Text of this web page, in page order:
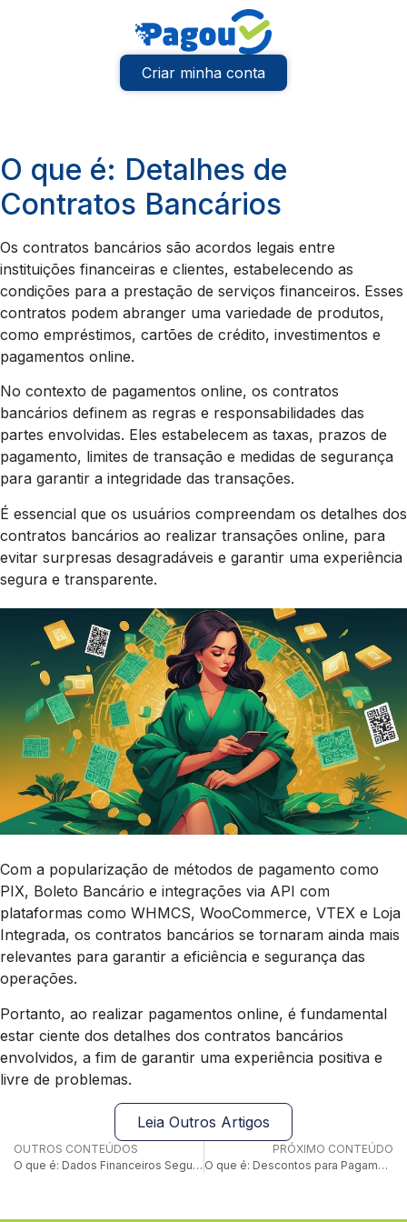
Criar minha conta
O que é: Detalhes de
Contratos Bancários
Os contratos bancários são acordos legais entre
instituições financeiras e clientes, estabelecendo as
condições para a prestação de serviços financeiros. Esses
contratos podem abranger uma variedade de produtos,
como empréstimos, cartões de crédito, investimentos e
pagamentos online.
No contexto de pagamentos online, os contratos
bancários definem as regras e responsabilidades das
partes envolvidas. Eles estabelecem as taxas, prazos de
pagamento, limites de transação e medidas de segurança
para garantir a integridade das transações.
É essencial que os usuários compreendam os detalhes dos
contratos bancários ao realizar transações online, para
evitar surpresas desagradáveis e garantir uma experiência
segura e transparente.
Com a popularização de métodos de pagamento como
PIX, Boleto Bancário e integrações via API com
plataformas como WHMCS, WooCommerce, VTEX e Loja
Integrada, os contratos bancários se tornaram ainda mais
relevantes para garantir a eficiência e segurança das
operações.
Portanto, ao realizar pagamentos online, é fundamental
estar ciente dos detalhes dos contratos bancários
envolvidos, a fim de garantir uma experiência positiva e
livre de problemas.
Leia Outros Artigos
OUTROS CONTEÚDOS
O que é: Dados Financeiros Seguros
PRÓXIMO CONTEÚDO
O que é: Descontos para Pagamento via PIX